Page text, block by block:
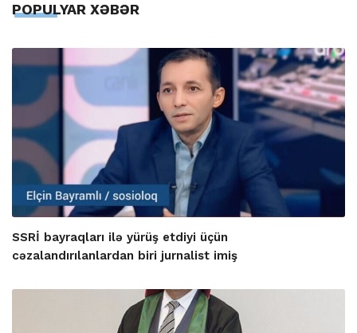
POPULYAR XƏBƏR
SSRİ bayraqları ilə yürüş etdiyi üçün
cəzalandırılanlardan biri jurnalist imiş